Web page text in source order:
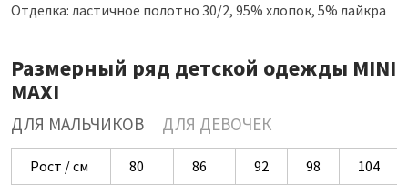
Отделка: ластичное полотно 30/2, 95% хлопок, 5% лайкра
Размерный ряд детской одежды MINI
MAXI
ДЛЯ МАЛЬЧИКОВ ДЛЯ ДЕВОЧЕК
Рост / см 80 86 92 98
104